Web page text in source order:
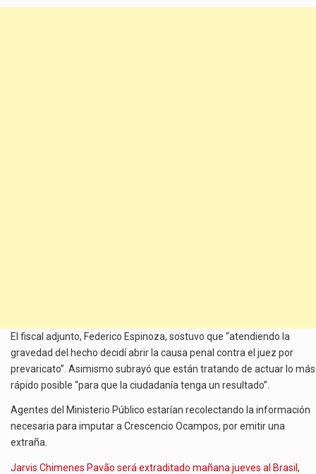
El fiscal adjunto, Federico Espinoza, sostuvo que “atendiendo la
gravedad del hecho decidí abrir la causa penal contra el juez por
prevaricato”. Asimismo subrayó que están tratando de actuar lo más
rápido posible “para que la ciudadanía tenga un resultado”.
Agentes del Ministerio Público estarían recolectando la información
necesaria para imputar a Crescencio Ocampos, por emitir una
extraña.
Jarvis Chimenes Pavão será extraditado mañana jueves al Brasil ,